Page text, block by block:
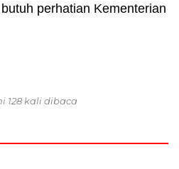
perhatian Kementerian
128 kali dibaca